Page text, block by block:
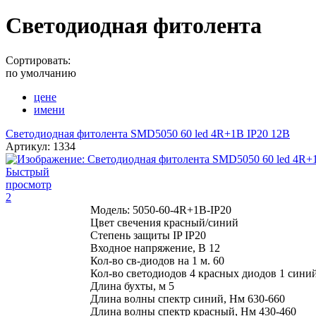
Светодиодная фитолента
Сортировать:
по умолчанию
цене
имени
Светодиодная фитолента SMD5050 60 led 4R+1B IP20 12В
Артикул: 1334
Быстрый
просмотр
2
Модель: 5050-60-4R+1B-IP20
Цвет свечения красный/синий
Степень защиты IP IP20
Входное напряжение, В 12
Кол-во св-диодов на 1 м. 60
Кол-во светодиодов 4 красных диодов 1
Длина бухты, м 5
Длина волны спектр синий, Нм 630-660
Длина волны спектр красный, Нм 430-460